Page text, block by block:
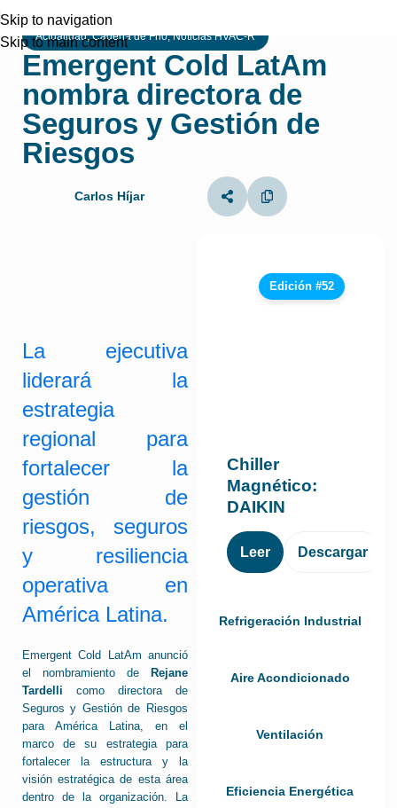
Skip to navigation
Skip to main content
Actualidad,Cadena de Frio,Noticias HVAC-R
Emergent Cold LatAm
nombra directora de
Seguros y Gestión de
Riesgos
Carlos Híjar
La ejecutiva
liderará la
estrategia
regional para
fortalecer la
gestión de
riesgos, seguros
y resiliencia
operativa en
América Latina.
Emergent Cold LatAm anunció
el nombramiento de
Rejane
Tardelli como directora de
Seguros y Gestión de Riesgos
para América Latina, en el
marco de su estrategia para
fortalecer la estructura y la
visión estratégica de esta área
dentro de la organización. La
Edición #52
Chiller
Magnético:
DAIKIN
Leer Descargar
Refrigeración Industrial
Aire Acondicionado
Ventilación
Eficiencia Energética